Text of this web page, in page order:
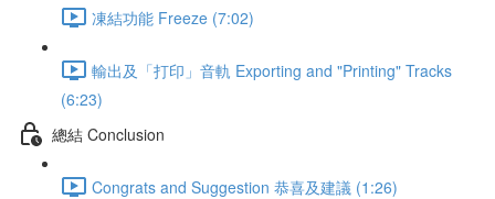
凍結功能 Freeze (7:02)
輸出及「打印」音軌 Exporting and "Printing" Tracks
(6:23)
總結 Conclusion
Congrats and Suggestion 恭喜及建議 (1:26)